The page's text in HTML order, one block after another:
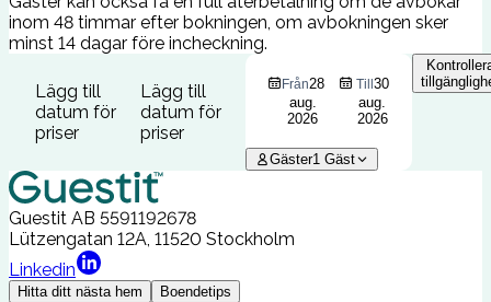
inom 48 timmar efter bokningen, om avbokningen sker
minst 14 dagar före incheckning.
Lägg till
datum för
priser
Lägg till
datum för
priser
Från28
aug.
2026
Till 30
aug.
2026
Gäster1 Gäst
Guestit AB 5591192678
Lützengatan 12A, 11520 Stockholm
Linkedin
Hitta ditt nästa hem Boendetips